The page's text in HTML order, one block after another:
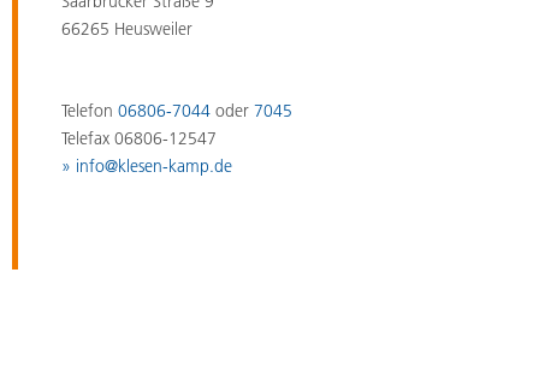
66265 Heusweiler
Telefon 06806-7044oder 7045
Telefax 06806-12547
» info@klesen-kamp.de